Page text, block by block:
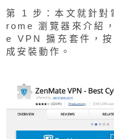
第 1 步：本文就針對
rome 瀏覽器來介紹
e VPN 擴充套件，
成安裝動作。